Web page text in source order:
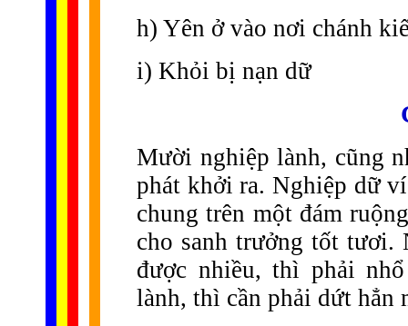
h) Yên ở vào nơi chánh
i) Khỏi bị nạn dữ
Mười nghiệp lành, cũng
phát khởi ra. Nghiệp dữ
chung trên một đám
cho sanh trưởng tốt tươi.
được nhiều, thì phải
lành, thì cần phải dứt hẳn